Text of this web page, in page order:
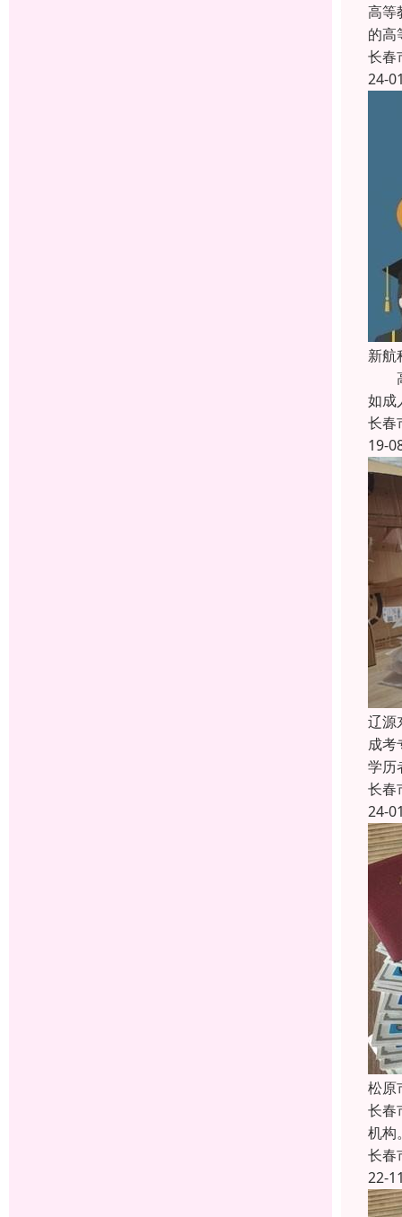
高等
的高
长春
24-
新航
高
如成
长春
19-
辽源
成考
学历
长春
24-
松原
长春
机构
长春
22-